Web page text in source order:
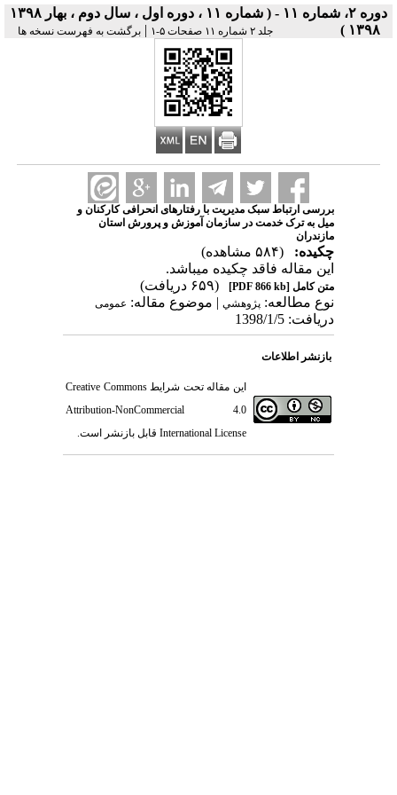
دوره ۲، شماره ۱۱ - ( شماره ۱۱ ، دوره اول ، سال دوم ، بهار ۱۳۹۸
۱۳۹۸ )
جلد ۲ شماره ۱۱ صفحات ۵-۱ |برگشت به فهرست نسخه ها
بررسی ارتباط سبک مدیریت با رفتارهای انحرافی کارکنان و
میل به ترک خدمت در سازمان آموزش و پرورش استان
مازندران
چکیده:
(۵۸۴ مشاهده)
این مقاله فاقد چکیده می​باشد.
متن کامل[PDF 866 kb]
(۶۵۹ دریافت)
نوع مطالعه: پژوهشي| موضوع مقاله: عمومى
دریافت: 1398/1/5
بازنشر اطلاعات
این مقاله تحت شرایطCreative Commons
Attribution-NonCommercial 4.0
International License قابل بازنشر است.